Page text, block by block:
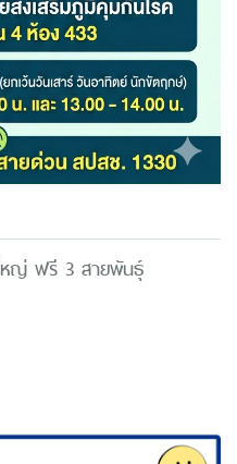
หญ่ ฟรี 3 สายพันธ์ุ